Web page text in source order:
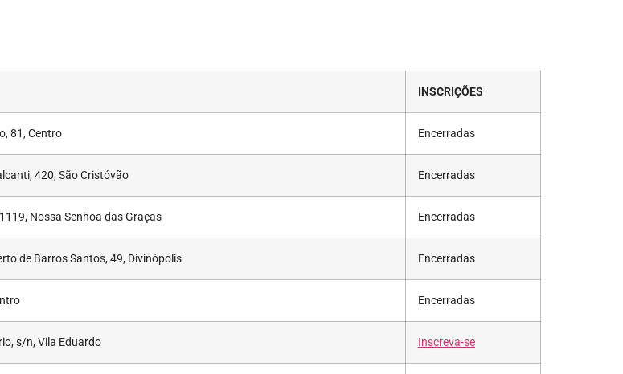
INSCRIÇÕES
81, Centro Encerradas
420, São Cristóvão Encerradas
Nossa Senhoa das Graças Encerradas
de Barros Santos, 49, Divinópolis Encerradas
Encerradas
s/n, Vila Eduardo Inscreva-se